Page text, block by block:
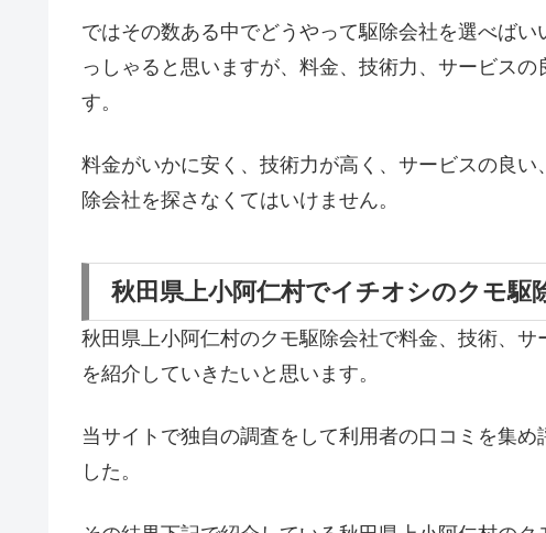
ではその数ある中でどうやって駆除会社を選べば
っしゃると思いますが、料金、技術力、サービス
す。
料金がいかに安く、技術力が高く、サービスの良
除会社を探さなくてはいけません。
秋田県上小阿仁村でイチオシのクモ駆
秋田県上小阿仁村のクモ駆除会社で料金、技術、
を紹介していきたいと思います。
当サイトで独自の調査をして利用者の口コミを集
した。